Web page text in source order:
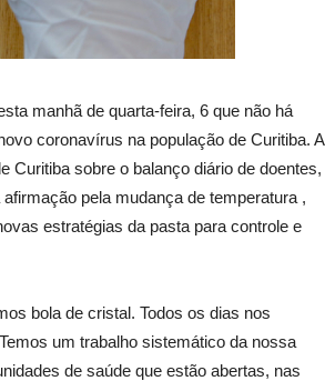
manhã de quarta-feira, 6 que não há
coronavírus na população de Curitiba. A
Curitiba sobre o balanço diário de doentes,
pela mudança de temperatura ,
estratégias da pasta para controle e
bola de cristal. Todos os dias nos
um trabalho sistemático da nossa
de saúde que estão abertas, nas